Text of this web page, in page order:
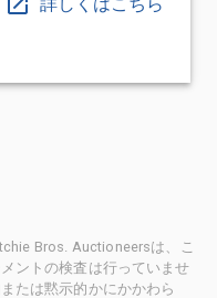
Bros. Auctioneersは、こ
ントの検査は行っていませ
たは黙示的かにかかわら